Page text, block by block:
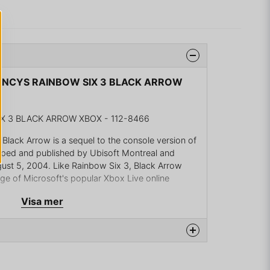
RAINBOW SIX 3 BLACK ARROW
3 BLACK ARROW XBOX - 112-8466
Arrow is a sequel to the console version of
and published by Ubisoft Montreal and
5, 2004. Like Rainbow Six 3, Black Arrow
of Microsoft's popular Xbox Live online
develop a WMD and create a new country in
their base alone and stops the launch.
Visa mer
produkten...